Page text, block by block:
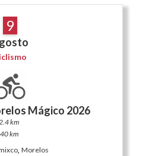
9
Mágico 2026
km
km
, Morelos